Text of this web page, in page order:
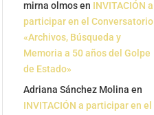
mirna olmosen INVITACIÓN a
participar en el Conversatorio
«Archivos, Búsqueda y
Memoria a 50 años del Golpe
de Estado»
Adriana Sánchez Molina en
INVITACIÓN a participar en el